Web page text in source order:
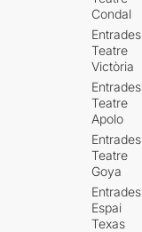
Condal
Entrades
Teatre
Victòria
Entrades
Teatre
Apolo
Entrades
Teatre
Goya
Entrades
Espai
Texas